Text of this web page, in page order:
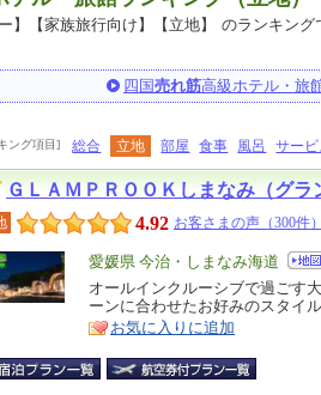
】【家族旅行向け】【立地】
のランキング
四国売れ筋高級ホテル・旅
ング項目] 総合 立地 部屋 食事 風呂 サービ
ＧＬＡＭＰＲＯＯＫしまなみ（グラ
4.92 お客さまの声（300件）
エ
リ
ア
愛媛県 今治・しまなみ海道
特
徴
オールインクルーシブで過ごす
ーンに合わせたお好みのスタイ
お気に入りに追加